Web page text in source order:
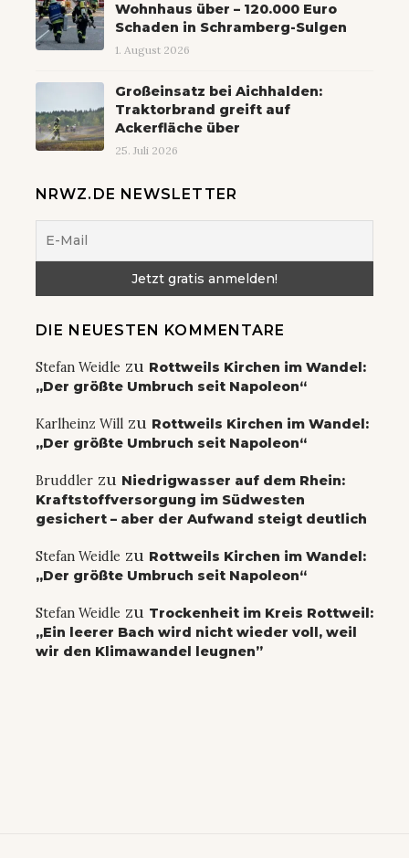
Wohnhaus über – 120.000 Euro
Schaden in Schramberg-Sulgen
1. August 2026
Großeinsatz bei Aichhalden:
Traktorbrand greift auf
Ackerfläche über
25. Juli 2026
NRWZ.DE NEWSLETTER
DIE NEUESTEN KOMMENTARE
Stefan Weidle zu Rottweils Kirchen im Wandel:
„Der größte Umbruch seit Napoleon“
Karlheinz Will zu Rottweils Kirchen im Wandel:
„Der größte Umbruch seit Napoleon“
Bruddler zu Niedrigwasser auf dem Rhein:
Kraftstoffversorgung im Südwesten
gesichert – aber der Aufwand steigt deutlich
Stefan Weidle zu Rottweils Kirchen im Wandel:
„Der größte Umbruch seit Napoleon“
Stefan Weidle zu Trockenheit im Kreis Rottweil:
„Ein leerer Bach wird nicht wieder voll, weil
wir den Klimawandel leugnen”